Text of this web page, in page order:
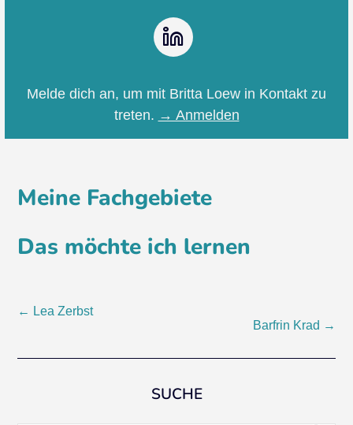
Melde dich an, um mit Britta Loew in Kontakt zu
treten. → Anmelden
Meine Fachgebiete
Das möchte ich lernen
Post
← Lea Zerbst
Barfrin Krad →
SUCHE